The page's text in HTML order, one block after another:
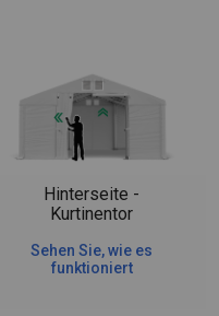
Hinterseite -
Kurtinentor
Sehen Sie, wie es
funktioniert